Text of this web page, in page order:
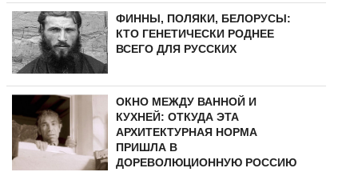
ФИННЫ, ПОЛЯКИ, БЕЛОРУСЫ:
КТО ГЕНЕТИЧЕСКИ РОДНЕЕ
ВСЕГО ДЛЯ РУССКИХ
ОКНО МЕЖДУ ВАННОЙ И
КУХНЕЙ: ОТКУДА ЭТА
АРХИТЕКТУРНАЯ НОРМА
ПРИШЛА В
ДОРЕВОЛЮЦИОННУЮ РОССИЮ